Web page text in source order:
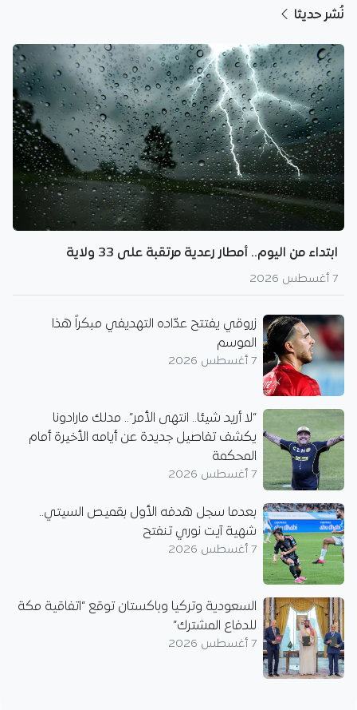
نُشر حديثا
ابتداء من اليوم.. أمطار رعدية مرتقبة على 33 ولاية
7 أغسطس 2026
زروقي يفتتح عدّاده التهديفي مبكراً هذا
الموسم
7 أغسطس 2026
“لا أريد شيئا.. انتهى الأمر”.. مدلك مارادونا
يكشف تفاصيل جديدة عن أيامه الأخيرة أمام
المحكمة
7 أغسطس 2026
بعدما سجل هدفه الأول بقميص السيتي..
شهية آيت نوري تنفتح
7 أغسطس 2026
السعودية وتركيا وباكستان توقع “اتفاقية مكة
للدفاع المشترك”
7 أغسطس 2026